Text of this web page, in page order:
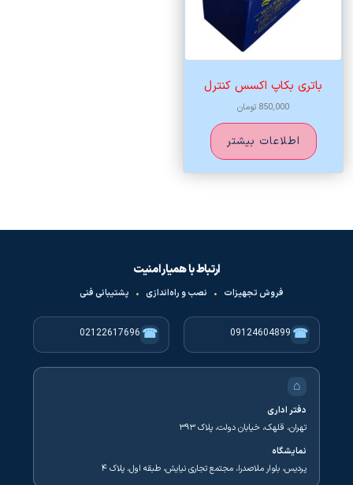
باتری بکاپ اکسس کنترل
850,000 تومان
اطلاعات بیشتر
ارتباط با همیار امنیت
فروش تجهیزات • نصب و راه‌اندازی • پشتیبانی فنی
☎
09124604899
☎
02122617696
⌂
دفتر اداری
تهران، قلهک، خیابان دولت، پلاک ۳۹۳
نمایشگاه
پردیس، بلوار ملاصدرا، مجتمع تجاری نیایش، طبقه اول، پلاک ۴